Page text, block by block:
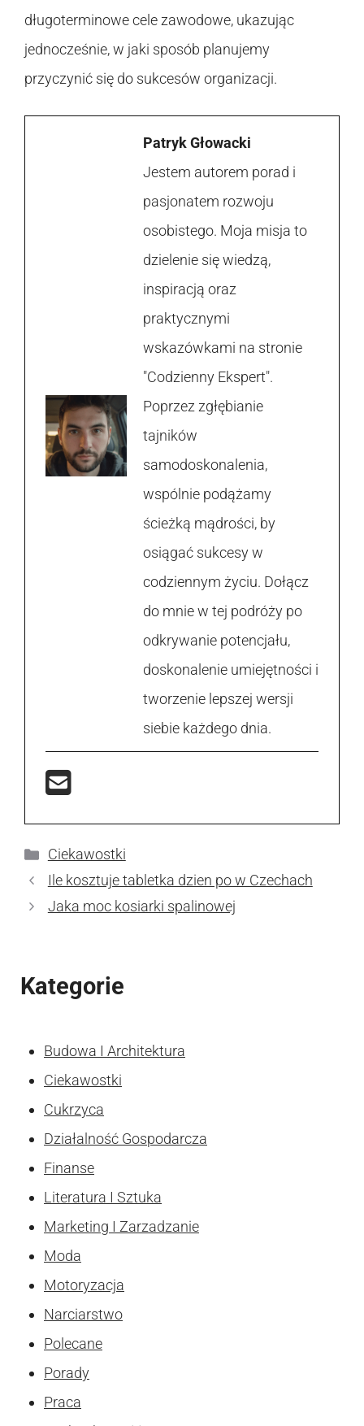
długoterminowe cele zawodowe, ukazując
jednocześnie, w jaki sposób planujemy
przyczynić się do sukcesów organizacji.
Patryk Głowacki
Jestem autorem porad i
pasjonatem rozwoju
osobistego. Moja misja to
dzielenie się wiedzą,
inspiracją oraz
praktycznymi
wskazówkami na stronie
"Codzienny Ekspert".
Poprzez zgłębianie
tajników
samodoskonalenia,
wspólnie podążamy
ścieżką mądrości, by
osiągać sukcesy w
codziennym życiu. Dołącz
do mnie w tej podróży po
odkrywanie potencjału,
doskonalenie umiejętności i
tworzenie lepszej wersji
siebie każdego dnia.
Kategorie
Ciekawostki
Ile kosztuje tabletka dzien po w Czechach
Jaka moc kosiarki spalinowej
Kategorie
Budowa I Architektura
Ciekawostki
Cukrzyca
Działalność Gospodarcza
Finanse
Literatura I Sztuka
Marketing I Zarzadzanie
Moda
Motoryzacja
Narciarstwo
Polecane
Porady
Praca